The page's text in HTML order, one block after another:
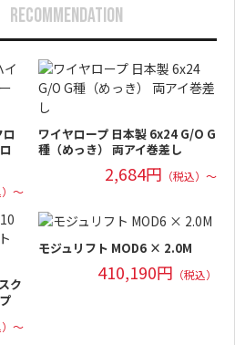
RECOMMENDATION
）～
ワイヤロープ 日本製 6x24 G/O G
種（めっき） 両アイ巻差し
2,684円 （税込）～
ク
）～
モジュリフト MOD6 × 2.0M
410,190円 （税込）